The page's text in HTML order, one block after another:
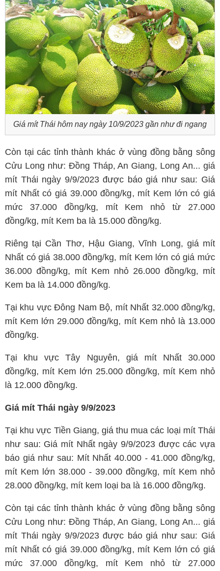
Giá mít Thái hôm nay ngày 10/9/2023 gần như đi ngang
Còn tại các tỉnh thành khác ở vùng đồng bằng sông
Cửu Long như: Đồng Tháp, An Giang, Long An... giá
mít Thái ngày 9/9/2023 được báo giá như sau: Giá
mít Nhất có giá 39.000 đồng/kg, mít Kem lớn có giá
mức 37.000 đồng/kg, mít Kem nhỏ từ 27.000
đồng/kg, mít Kem ba là 15.000 đồng/kg.
Riêng tại Cần Thơ, Hậu Giang, Vĩnh Long, giá mít
Nhất có giá 38.000 đồng/kg, mít Kem lớn có giá mức
36.000 đồng/kg, mít Kem nhỏ 26.000 đồng/kg, mít
Kem ba là 14.000 đồng/kg.
Tại khu vực Đông Nam Bộ, mít Nhất 32.000 đồng/kg,
mít Kem lớn 29.000 đồng/kg, mít Kem nhỏ là 13.000
đồng/kg.
Tại khu vực Tây Nguyên, giá mít Nhất 30.000
đồng/kg, mít Kem lớn 25.000 đồng/kg, mít Kem nhỏ
là 12.000 đồng/kg.
Giá mít Thái ngày 9/9/2023
Tại khu vực Tiền Giang, giá thu mua các loại mít Thái
như sau: Giá mít Nhất ngày 9/9/2023 được các vựa
báo giá như sau: Mít Nhất 40.000 - 41.000 đồng/kg,
mít Kem lớn 38.000 - 39.000 đồng/kg, mít Kem nhỏ
28.000 đồng/kg, mít kem loại ba là 16.000 đồng/kg.
Còn tại các tỉnh thành khác ở vùng đồng bằng sông
Cửu Long như: Đồng Tháp, An Giang, Long An... giá
mít Thái ngày 9/9/2023 được báo giá như sau: Giá
mít Nhất có giá 39.000 đồng/kg, mít Kem lớn có giá
mức 37.000 đồng/kg, mít Kem nhỏ từ 27.000